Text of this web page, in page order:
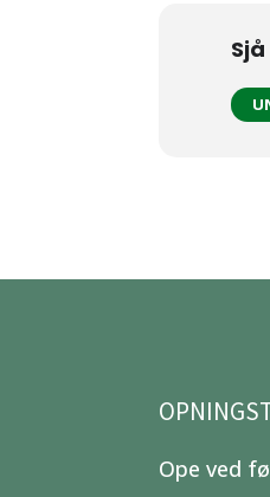
Ope ved